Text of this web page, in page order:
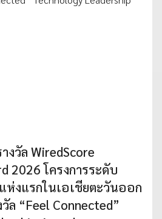
งวัล WiredScore
2026 โครงการระดับ
ห่งแรกในเอเชียตะวันออก
ล “Feel Connected”